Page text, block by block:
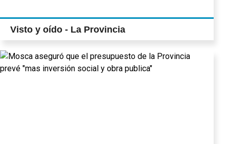
Visto y oído - La Provincia